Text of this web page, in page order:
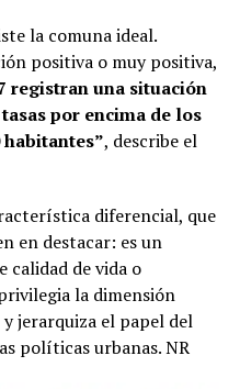
la comuna ideal.
positiva o muy positiva,
registran una situación
por encima de los
habitantes”, describe el
diferencial, que
en destacar: es un
calidad de vida o
la dimensión
jerarquiza el papel del
políticas urbanas. NR